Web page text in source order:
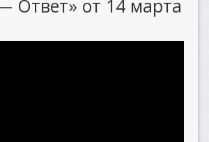
Ответ» от 14 марта